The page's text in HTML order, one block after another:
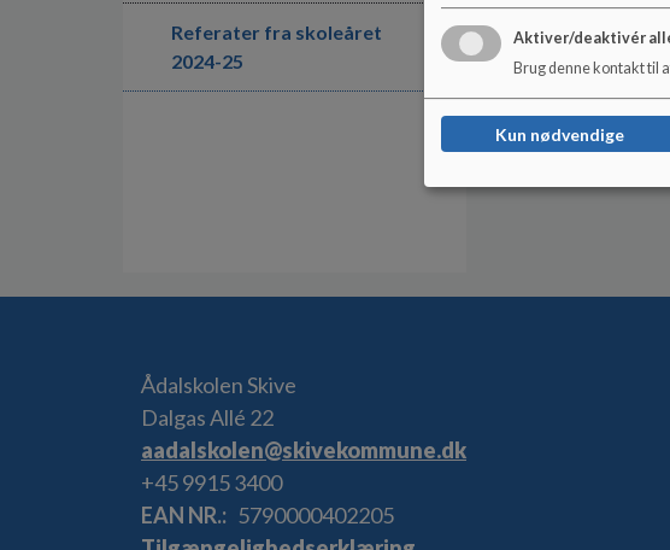
Referater fra skoleåret
2024-25
Ådalskolen Skive
Dalgas Allé 22
aadalskolen@skivekommune.dk
+45 9915 3400
EAN NR.
5790000402205
Aktiver/deaktivér
Brug denne kontakt til
Kun nødvendige